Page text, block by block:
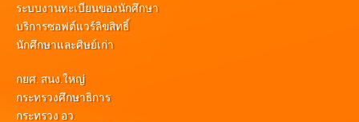
ระบบงานทะเบียนของนักศึกษา
บริการซอฟต์แวร์ลิขสิทธิ์
นักศึกษาและศิษย์เก่า
กยศ. สนง.ใหญ่
กระทรวงศึกษาธิการ
กระทรวง อว.